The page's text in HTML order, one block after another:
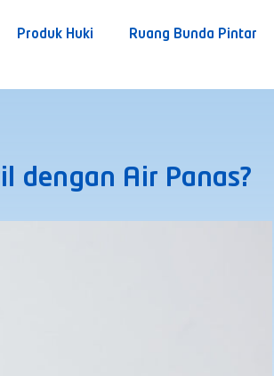
Produk Huki Ruang Bunda Pintar
dengan Air Panas?